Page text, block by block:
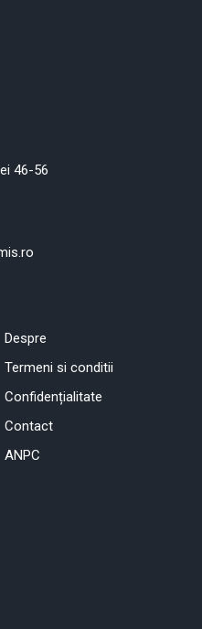
46-56
Despre
Termeni si conditii
Confidențialitate
Contact
ANPC